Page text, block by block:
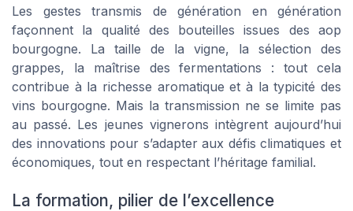
Les gestes transmis de génération en génération
façonnent la qualité des bouteilles issues des aop
bourgogne. La taille de la vigne, la sélection des
grappes, la maîtrise des fermentations : tout cela
contribue à la richesse aromatique et à la typicité des
vins bourgogne. Mais la transmission ne se limite pas
au passé. Les jeunes vignerons intègrent aujourd’hui
des innovations pour s’adapter aux défis climatiques et
économiques, tout en respectant l’héritage familial.
La formation, pilier de l’excellence